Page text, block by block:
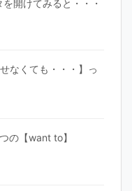
を開けてみると・・・
なくても・・・】っ
の【want to】